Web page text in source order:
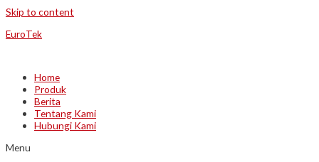
Skip to content
EuroTek
Home
Produk
Berita
Tentang Kami
Hubungi Kami
Menu